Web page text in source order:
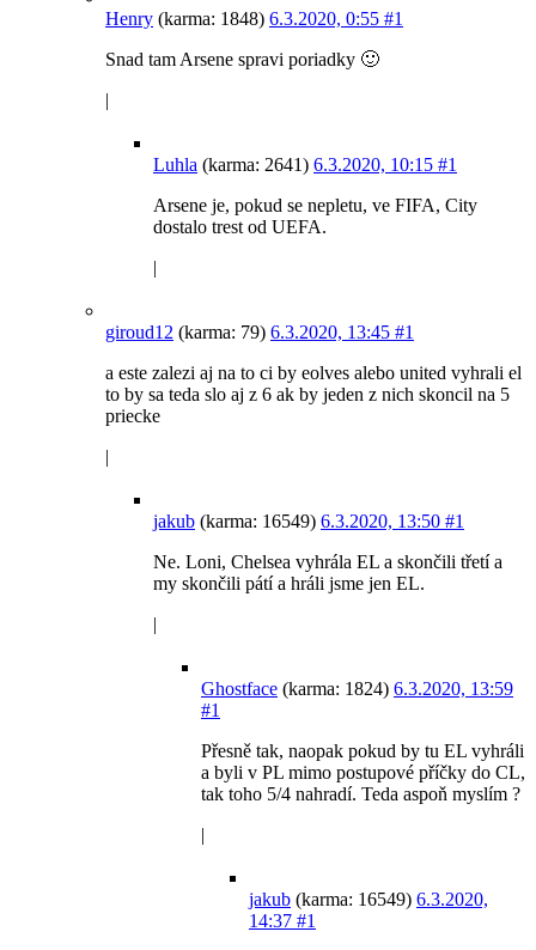
Henry (karma: 1848) 6.3.2020, 0:55 #1
Snad tam Arsene spravi poriadky 🙂
|
Luhla (karma: 2641) 6.3.2020, 10:15 #1
Arsene je, pokud se nepletu, ve FIFA, City
dostalo trest od UEFA.
|
giroud12 (karma: 79) 6.3.2020, 13:45 #1
a este zalezi aj na to ci by eolves alebo united vyhrali el
to by sa teda slo aj z 6 ak by jeden z nich skoncil na 5
priecke
|
jakub (karma: 16549) 6.3.2020, 13:50 #1
Ne. Loni, Chelsea vyhrála EL a skončili třetí a
my skončili pátí a hráli jsme jen EL.
|
Ghostface (karma: 1824) 6.3.2020, 13:59
#1
Přesně tak, naopak pokud by tu EL vyhráli
a byli v PL mimo postupové příčky do CL,
tak toho 5/4 nahradí. Teda aspoň myslím ?
|
jakub (karma: 16549) 6.3.2020,
14:37 #1